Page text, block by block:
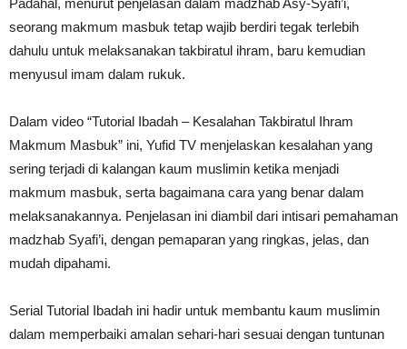
Padahal, menurut penjelasan dalam madzhab Asy-Syafi’i,
seorang makmum masbuk tetap wajib berdiri tegak terlebih
dahulu untuk melaksanakan takbiratul ihram, baru kemudian
menyusul imam dalam rukuk.
Dalam video “Tutorial Ibadah – Kesalahan Takbiratul Ihram
Makmum Masbuk” ini, Yufid TV menjelaskan kesalahan yang
sering terjadi di kalangan kaum muslimin ketika menjadi
makmum masbuk, serta bagaimana cara yang benar dalam
melaksanakannya. Penjelasan ini diambil dari intisari pemahaman
madzhab Syafi’i, dengan pemaparan yang ringkas, jelas, dan
mudah dipahami.
Serial Tutorial Ibadah ini hadir untuk membantu kaum muslimin
dalam memperbaiki amalan sehari-hari sesuai dengan tuntunan